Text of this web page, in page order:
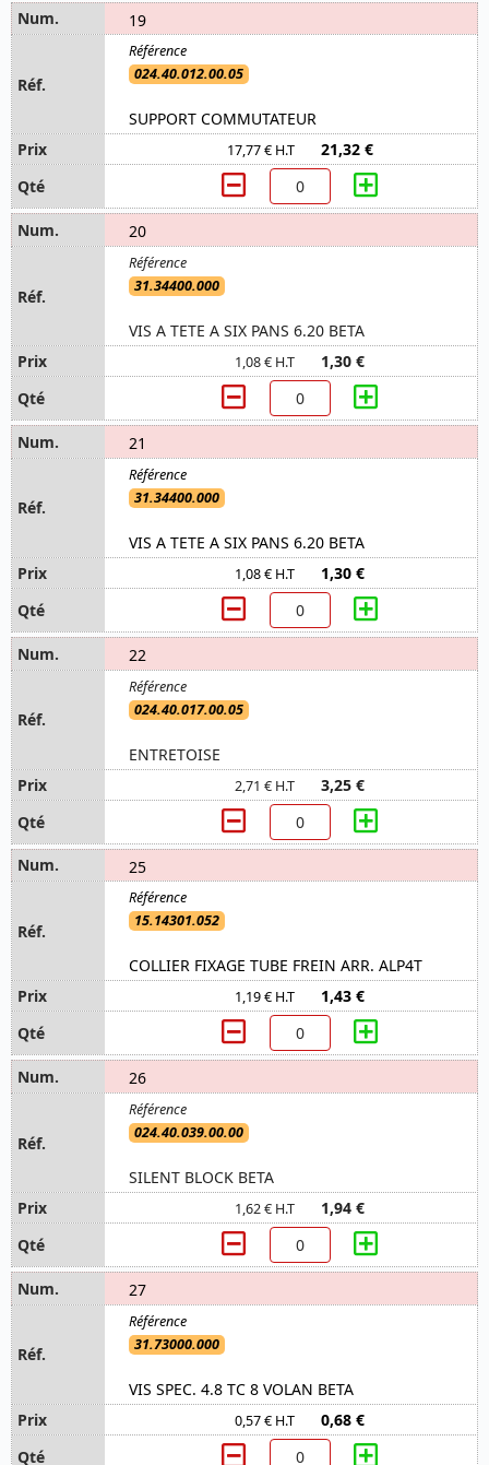
19
024.40.012.00.05
SUPPORT COMMUTATEUR
17,77 € H.T 21,32 €
20
31.34400.000
VIS A TETE A SIX PANS 6.20 BETA
1,08 € H.T 1,30 €
21
31.34400.000
VIS A TETE A SIX PANS 6.20 BETA
1,08 € H.T 1,30 €
22
024.40.017.00.05
ENTRETOISE
2,71 € H.T 3,25 €
25
15.14301.052
COLLIER FIXAGE TUBE FREIN ARR. ALP4T
1,19 € H.T 1,43 €
26
024.40.039.00.00
SILENT BLOCK BETA
1,62 € H.T 1,94 €
27
31.73000.000
VIS SPEC. 4.8 TC 8 VOLAN BETA
0,57 € H.T 0,68 €